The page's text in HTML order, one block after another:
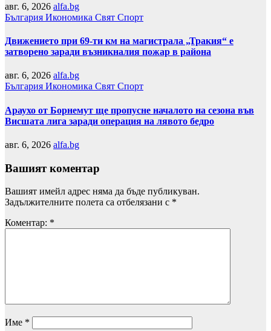
авг. 6, 2026 alfa.bg
България Икономика Свят Спорт
Движението при 69-ти км на магистрала „Тракия“ е
затворено заради възникналия пожар в района
авг. 6, 2026 alfa.bg
България Икономика Свят Спорт
Араухо от Борнемут ще пропусне началото на сезона във
Висшата лига заради операция на лявото бедро
авг. 6, 2026 alfa.bg
Вашият коментар
Вашият имейл адрес няма да бъде публикуван.
Задължителните полета са отбелязани с *
Коментар: *
Име *